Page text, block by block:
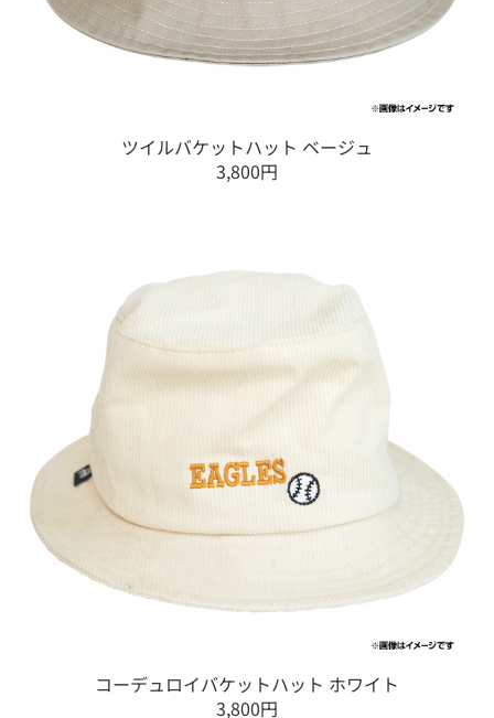
ツイルバケットハット ベージュ
3,800円
コーデュロイバケットハット ホワイト
3,800円